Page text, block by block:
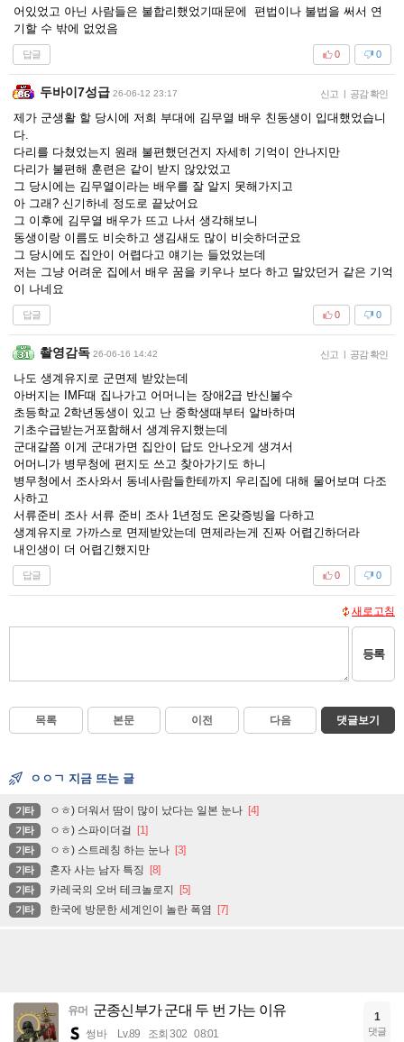
어있었고 아닌 사람들은 불합리했었기때문에 편법이나 불법을 써서 연
기할 수 밖에 없었음
답글 0
0
두바이7성급 26-06-12 23:17 신고 | 공감 확인
제가 군생활 할 당시에 저희 부대에 김무열 배우 친동생이 입대했었습니
다.
다리를 다쳤었는지 원래 불편했던건지 자세히 기억이 안나지만
다리가 불편해 훈련은 같이 받지 않았었고
그 당시에는 김무열이라는 배우를 잘 알지 못해가지고
아 그래? 신기하네 정도로 끝났어요
그 이후에 김무열 배우가 뜨고 나서 생각해보니
동생이랑 이름도 비슷하고 생김새도 많이 비슷하더군요
그 당시에도 집안이 어렵다고 얘기는 들었었는데
저는 그냥 어려운 집에서 배우 꿈을 키우나 보다 하고 말았던거 같은 기억
이 나네요
답글 0
0
촬영감독 26-06-16 14:42 신고 | 공감 확인
나도 생계유지로 군면제 받았는데
아버지는 IMF때 집나가고 어머니는 장애2급 반신불수
초등학교 2학년동생이 있고 난 중학생때부터 알바하며
기초수급받는거포함해서 생계유지했는데
군대갈쯤 이게 군대가면 집안이 답도 안나오게 생겨서
어머니가 병무청에 편지도 쓰고 찾아가기도 하니
병무청에서 조사와서 동네사람들한테까지 우리집에 대해 물어보며 다조
사하고
서류준비 조사 서류 준비 조사 1년정도 온갖증빙을 다하고
생계유지로 가까스로 면제받았는데 면제라는게 진짜 어렵긴하더라
내인생이 더 어렵긴했지만
답글 0
0
새로고침
등록
목록 본문 이전 다음 댓글보기
ㅇㅇㄱ 지금 뜨는 글
기타 ㅇㅎ) 더워서 땀이 많이 났다는 일본 눈나 [4]
기타 ㅇㅎ) 스파이더걸 [1]
기타 ㅇㅎ) 스트레칭 하는 눈나 [3]
기타 혼자 사는 남자 특징 [8]
기타 카레국의 오버 테크놀로지 [5]
기타 한국에 방문한 세계인이 놀란 폭염 [7]
유머 군종신부가 군대 두 번 가는 이유
썽바 Lv.89 조회 302 08:01
1
댓글